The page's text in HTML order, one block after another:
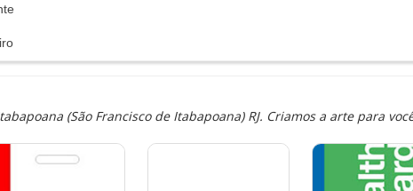
(São Francisco de Itabapoana) RJ. Criamos a arte para